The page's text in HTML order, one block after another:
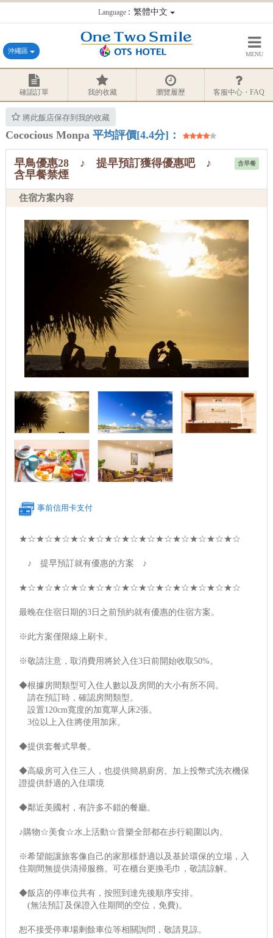
Language：繁體中文
沖繩區 MENU
確認訂單 我的收藏 瀏覽履歷 客服中心・FAQ
將此飯店保存到我的收藏
Cococious Monpa 平均評價[4.4分]：
含早餐
早鳥優惠28 ♪ 提早預訂獲得優惠吧 ♪
含早餐禁煙
住宿方案内容
事前信用卡支付
★☆★☆★☆★☆★☆★☆★☆★☆★☆★☆★☆★☆★☆
♪ 提早預訂就有優惠的方案 ♪
★☆★☆★☆★☆★☆★☆★☆★☆★☆★☆★☆★☆★☆
最晚在住宿日期的3日之前預約就有優惠的住宿方案。
※此方案僅限線上刷卡。
※敬請注意，取消費用將於入住3日前開始收取50%。
◆根據房間類型可入住人數以及房間的大小有所不同。
請在預訂時，確認房間類型。
設置120cm寬度的加寬單人床2張。
3位以上入住將使用加床。
◆提供套餐式早餐。
◆高級房可入住三人，也提供簡易廚房。加上投幣式洗衣機保
證提供舒適的入住環境
◆鄰近美國村，有許多不錯的餐廳。
♪購物☆美食☆水上活動☆音樂全部都在步行範圍以內。
※希望能讓旅客像自己的家那樣舒適以及基於環保的立場，入
住期間無提供清掃服務。可在櫃台更換毛巾，敬請諒解。
◆飯店的停車位共有，按照到達先後順序安排。
(無法預訂及保證入住期間的空位，免費)。
恕不接受停車場剩餘車位等相關詢問，敬請見諒。